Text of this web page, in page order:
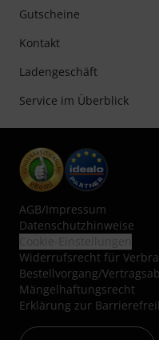
Gutscheine
Kontakt
Ladengeschäft
Service im Überblick
AGB/Impressum
Datenschutzhinweise
Widerrufsrecht für
Bestellvorgang/
Mängelhaftungsrecht
Erklärung zur